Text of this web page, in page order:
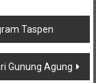
Taspen
Gunung Agung